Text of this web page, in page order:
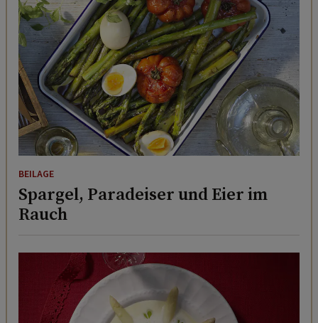
BEILAGE
Spargel, Paradeiser und Eier im
Rauch